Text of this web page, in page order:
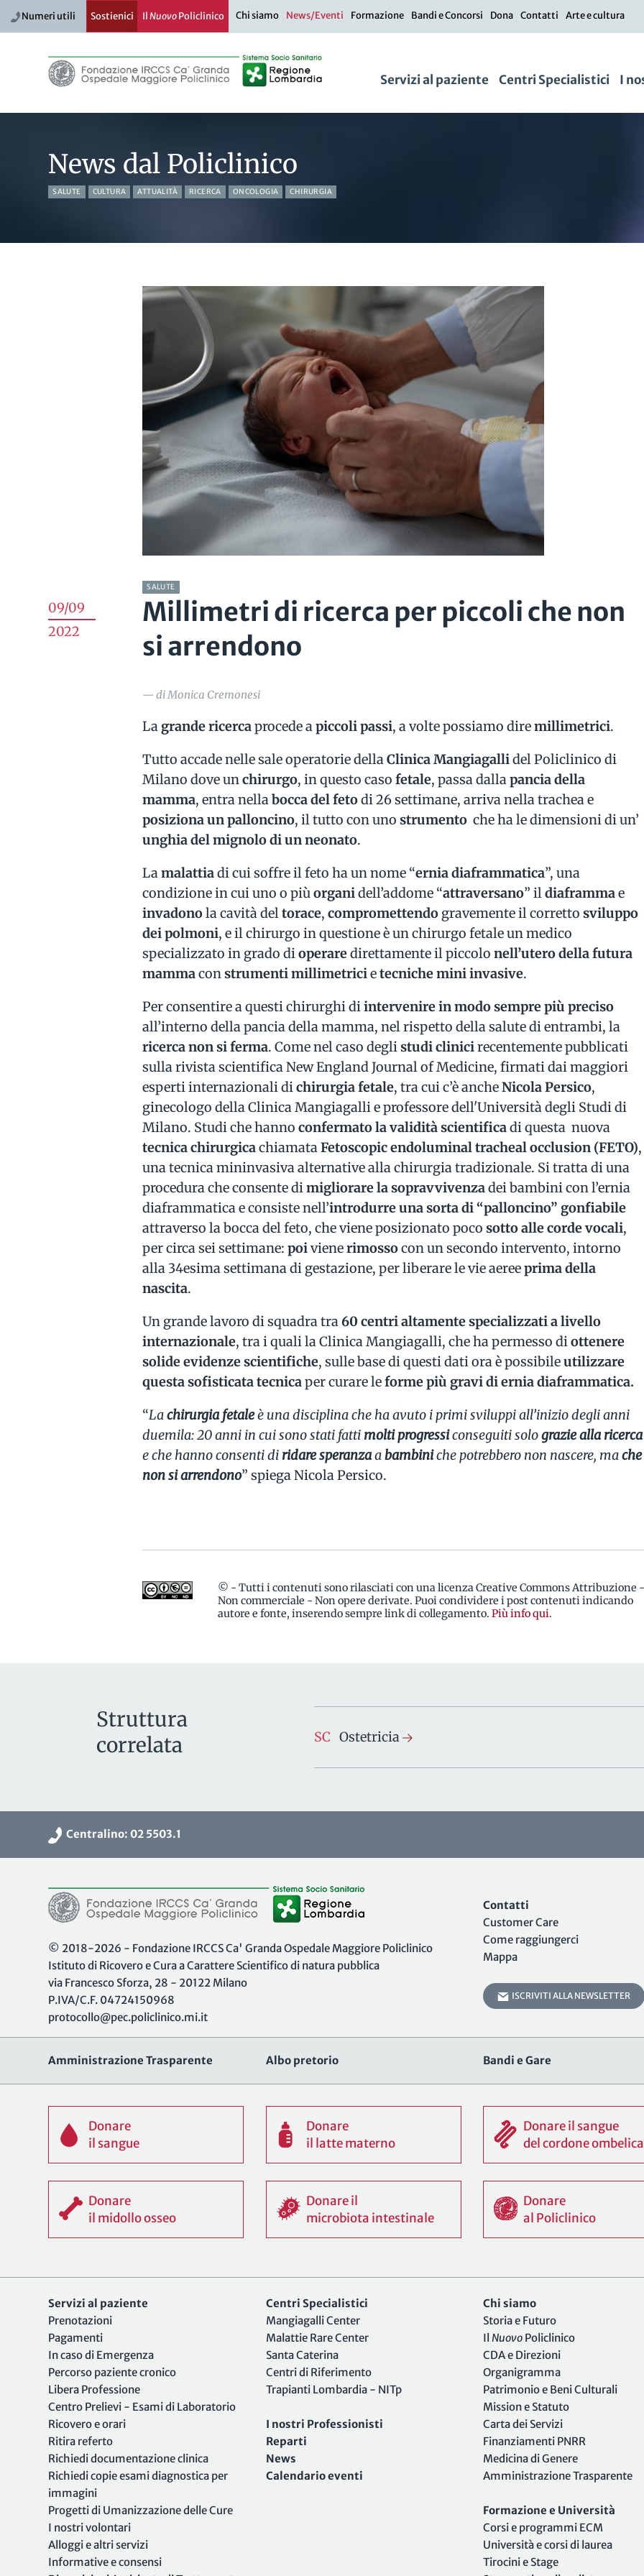
Numeri utili Sostienici IlNuovoPoliclinico Chi siamo News/Eventi Formazione Bandi e Concorsi Dona Contatti Arte e cultura
Servizi al paziente Centri Specialistici I
News dal Policlinico
SALUTE CULTURA ATTUALITÀ RICERCA ONCOLOGIA CHIRURGIA
09/09
2022
SALUTE
Millimetri di ricerca per piccoli che non
si arrendono
— di Monica Cremonesi
La grande ricercaprocede apiccoli passi, a volte possiamo diremillimetrici.
Tutto accade nelle sale operatorie dellaClinica Mangiagallidel Policlinico di
Milano dove unchirurgo, in questo caso fetale, passa dallapancia della
mamma, entra nellabocca del fetodi 26 settimane, arriva nella trachea e
posiziona un palloncino, il tutto con uno strumento che ha le dimensioni di un’
unghia del mignolo di un neonato.
Lamalattiadi cui soffre il feto ha un nome “ernia diaframmatica”, una
condizione in cui uno o piùorganidell’addome “attraversano” ildiaframmae
invadonola cavità deltorace,compromettendo gravemente il correttosviluppo
dei polmoni, e il chirurgo in questione è un chirurgo fetale un medico
specializzato in grado dioperaredirettamente il piccolonell’utero della futura
mammaconstrumenti millimetricietecniche mini invasive.
Per consentire a questi chirurghi diintervenire in modo sempre più preciso
all’interno della pancia della mamma, nel rispetto della salute di entrambi, la
ricerca non si ferma. Come nel caso deglistudi clinicirecentemente pubblicati
sulla rivista scientifica New England Journal of Medicine, firmati dai maggiori
esperti internazionali dichirurgia fetale, tra cui c’è ancheNicola Persico,
ginecologo della Clinica Mangiagalli e professore dell'Università degli Studi di
Milano. Studi che hannoconfermato la validità scientificadi questa nuova
tecnica chirurgicachiamataFetoscopic endoluminal tracheal occlusion (FETO),
una tecnica mininvasiva alternative alla chirurgia tradizionale. Si tratta di una
procedura che consente dimigliorare lasopravvivenzadei bambini con l’ernia
diaframmatica e consiste nell’introdurre una sorta di “palloncino” gonfiabile
attraverso la bocca del feto, che viene posizionato pocosotto alle corde vocali,
per circa sei settimane:poivienerimossocon un secondo intervento, intorno
alla 34esima settimana di gestazione, per liberare le vie aereeprima della
nascita.
Un grande lavoro di squadra tra60 centri altamente specializzati a livello
internazionale, tra i quali la Clinica Mangiagalli, che ha permesso diottenere
solide evidenze scientifiche, sulle base di questi dati ora è possibileutilizzare
questa sofisticata tecnicaper curare leforme più gravi di ernia diaframmatica.
“Lachirurgia fetaleè una disciplina che ha avuto i primi sviluppi all’inizio degli anni
duemila: 20 anni in cui sono stati fatti molti progressiconseguiti solograzie alla ricerca
e che hanno consenti di ridare speranzaabambiniche potrebbero non nascere, mache
non si arrendono” spiega Nicola Persico.
© - Tutti i contenuti sono rilasciati con una licenza Creative Commons Attribuzione
Non commerciale - Non opere derivate. Puoi condividere i post contenuti indicando
autore e fonte, inserendo sempre link di collegamento.Più info qui.
Struttura
correlata
SC Ostetricia
Centralino: 02 5503.1
© 2018-2026 - Fondazione IRCCS Ca' Granda Ospedale Maggiore Policlinico
Istituto di Ricovero e Cura a Carattere Scientifico di natura pubblica
via Francesco Sforza, 28 - 20122 Milano
P.IVA/C.F. 04724150968
protocollo@pec.policlinico.mi.it
Contatti
Customer Care
Come raggiungerci
Mappa
ISCRIVITI ALLA NEWSLETTER
Amministrazione Trasparente Albo pretorio Bandi e Gare
Donare
il sangue
Donare
il latte materno
Donare il sangue
del cordone
Donare
il midollo osseo
Donare il
microbiota intestinale
Donare
al Policlinico
Servizi al paziente
Prenotazioni
Pagamenti
In caso di Emergenza
Percorso paziente cronico
Libera Professione
Centro Prelievi - Esami di Laboratorio
Ricovero e orari
Ritira referto
Richiedi documentazione clinica
Richiedi copie esami diagnostica per
immagini
Progetti di Umanizzazione delle Cure
I nostri volontari
Alloggi e altri servizi
Informative e consensi
Centri Specialistici
Mangiagalli Center
Malattie Rare Center
Santa Caterina
Centri di Riferimento
Trapianti Lombardia - NITp
I nostri Professionisti
Reparti
News
Calendario eventi
Chi siamo
Storia e Futuro
Il NuovoPoliclinico
CDA e Direzioni
Organigramma
Patrimonio e Beni Culturali
Mission e Statuto
Carta dei Servizi
Finanziamenti PNRR
Medicina di Genere
Amministrazione Trasparente
Formazione e Università
Corsi e programmi ECM
Università e corsi di laurea
Tirocini e Stage